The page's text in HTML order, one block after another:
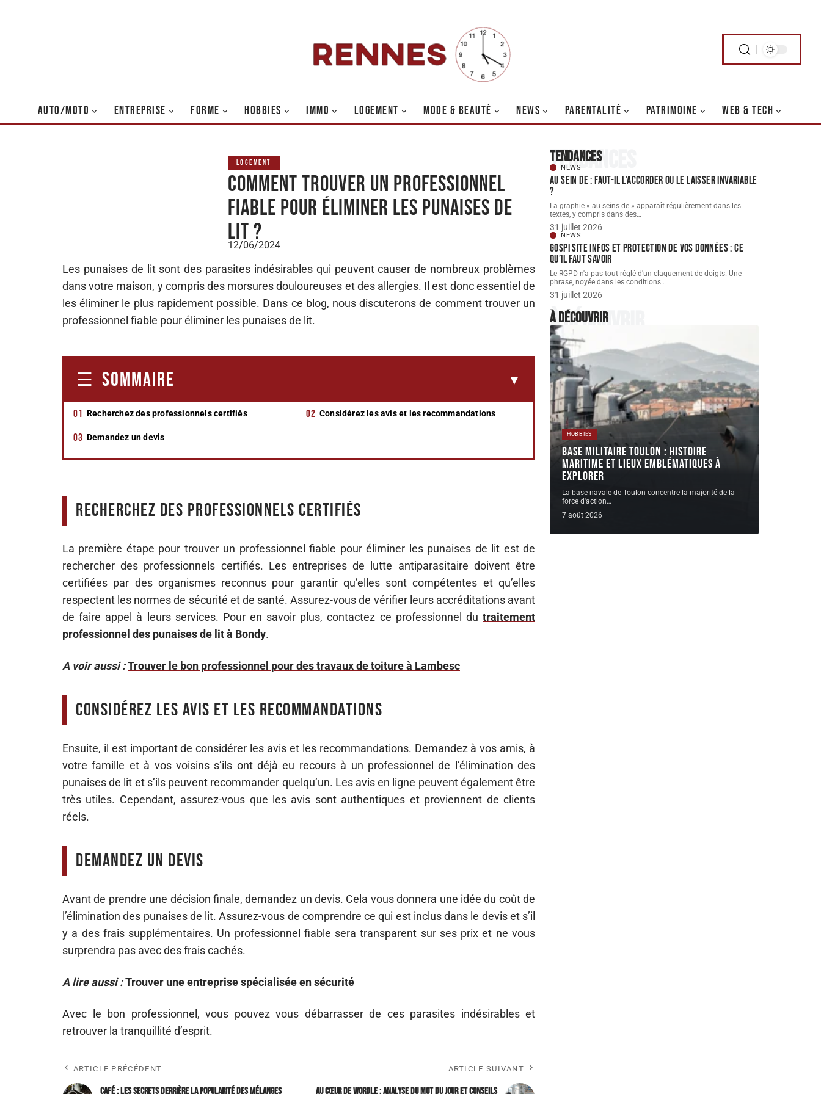
AUTO/MOTO ENTREPRISE FORME HOBBIES IMMO LOGEMENT MODE & BEAUTÉ NEWS PARENTALITÉ PATRIMOINE WEB & TECH
LOGEMENT
Comment trouver un professionnel
fiable pour éliminer les punaises de
lit ?
12/06/2024
Les punaises de lit sont des parasites indésirables qui peuvent causer de nombreux problèmes
dans votre maison, y compris des morsures douloureuses et des allergies. Il est donc essentiel de
les éliminer le plus rapidement possible. Dans ce blog, nous discuterons de comment trouver un
professionnel fiable pour éliminer les punaises de lit.
SOMMAIRE
Recherchez des professionnels certifiés Considérez les avis et les recommandations
Demandez un devis
Recherchez des professionnels certifiés
La première étape pour trouver un professionnel fiable pour éliminer les punaises de lit est de
rechercher des professionnels certifiés. Les entreprises de lutte antiparasitaire doivent être
certifiées par des organismes reconnus pour garantir qu’elles sont compétentes et qu’elles
respectent les normes de sécurité et de santé. Assurez-vous de vérifier leurs accréditations avant
de faire appel à leurs services. Pour en savoir plus, contactez ce professionnel du traitement
professionnel des punaises de lit à Bondy.
A voir aussi :Trouver le bon professionnel pour des travaux de toiture à Lambesc
Considérez les avis et les recommandations
Ensuite, il est important de considérer les avis et les recommandations. Demandez à vos amis, à
votre famille et à vos voisins s’ils ont déjà eu recours à un professionnel de l’élimination des
punaises de lit et s’ils peuvent recommander quelqu’un. Les avis en ligne peuvent également être
très utiles. Cependant, assurez-vous que les avis sont authentiques et proviennent de clients
réels.
Demandez un devis
Avant de prendre une décision finale, demandez un devis. Cela vous donnera une idée du coût de
l’élimination des punaises de lit. Assurez-vous de comprendre ce qui est inclus dans le devis et s’il
y a des frais supplémentaires. Un professionnel fiable sera transparent sur ses prix et ne vous
surprendra pas avec des frais cachés.
A lire aussi :Trouver une entreprise spécialisée en sécurité
Avec le bon professionnel, vous pouvez vous débarrasser de ces parasites indésirables et
retrouver la tranquillité d’esprit.
ARTICLE PRÉCÉDENT
Café : les secrets derrière la popularité des mélanges
ARTICLE SUIVANT
Au cœur de Wordle : analyse du mot du jour et conseils
Tendances
Tendances
NEWS
Au sein de : faut-il l’accorder ou le laisser invariable
?
La graphie « au seins de » apparaît régulièrement dans les
textes, y compris dans des…
31 juillet 2026
NEWS
Gospi site infos et protection de vos données : ce
qu’il faut savoir
Le RGPD n'a pas tout réglé d'un claquement de doigts. Une
phrase, noyée dans les conditions…
31 juillet 2026
À découvrir
À découvrir
HOBBIES
Base militaire Toulon : histoire
maritime et lieux emblématiques à
explorer
La base navale de Toulon concentre la majorité de la
force d'action…
7 août 2026